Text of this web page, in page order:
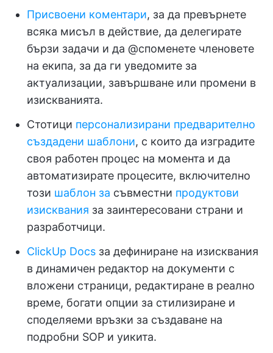
Присвоени коментари, за да превърнете
всяка мисъл в действие, да делегирате
бързи задачи и да @споменете членовете
на екипа, за да ги уведомите за
актуализации, завършване или промени в
изискванията.
Стотици персонализирани предварително
създадени шаблони, с които да изградите
своя работен процес на момента и да
автоматизирате процесите, включително
този шаблон за съвместни продуктови
изисквания за заинтересовани страни и
разработчици.
ClickUp Docs за дефиниране на изисквания
в динамичен редактор на документи с
вложени страници, редактиране в реално
време, богати опции за стилизиране и
споделяеми връзки за създаване на
подробни SOP и уикита.